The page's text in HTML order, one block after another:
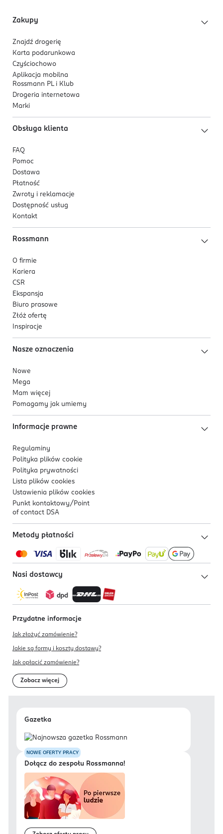
Zakupy
Znajdź drogerię
Karta podarunkowa
Czyściochowo
Aplikacja mobilna
Rossmann PL i Klub
Drogeria internetowa
Marki
Obsługa klienta
FAQ
Pomoc
Dostawa
Płatność
Zwroty i reklamacje
Dostępność usług
Kontakt
Rossmann
O firmie
Kariera
CSR
Ekspansja
Biuro prasowe
Złóż ofertę
Inspiracje
Nasze oznaczenia
Nowe
Mega
Mam więcej
Pomagamy jak umiemy
Informacje prawne
Regulaminy
Polityka plików cookie
Polityka prywatności
Lista plików cookies
Ustawienia plików cookies
Punkt kontaktowy/ Point
of contact DSA
Metody płatności
Nasi dostawcy
Przydatne informacje
Jak złożyć zamówienie?
Jakie są formy i koszty dostawy?
Jak opłacić zamówienie?
Zobacz więcej
Gazetka
NOWE OFERTY PRACY
Dołącz do zespołu Rossmanna!